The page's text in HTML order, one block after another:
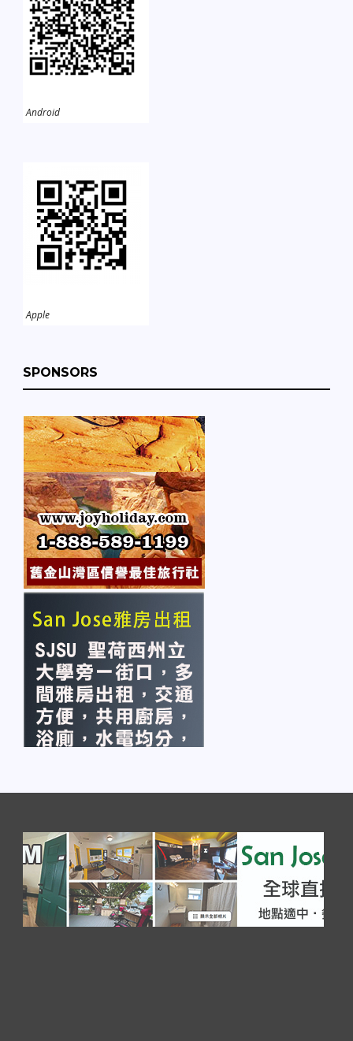
Android
Apple
SPONSORS